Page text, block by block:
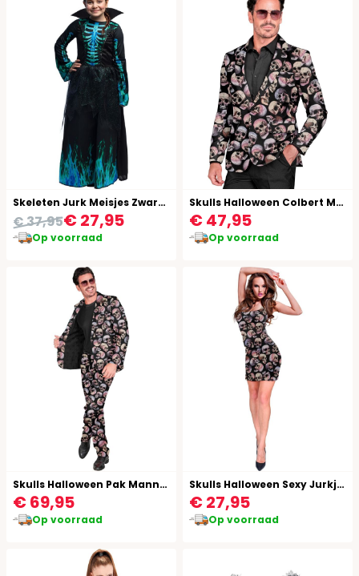
Skeleten Jurk Meisjes Zwart en Blauw
€ 27,95
€ 37,95
Op voorraad
Skulls Halloween Colbert Mannen
€ 47,95
Op voorraad
Skulls Halloween Pak Mannen
€ 69,95
Op voorraad
Skulls Halloween Sexy Jurkje Vrouwen
€ 27,95
Op voorraad